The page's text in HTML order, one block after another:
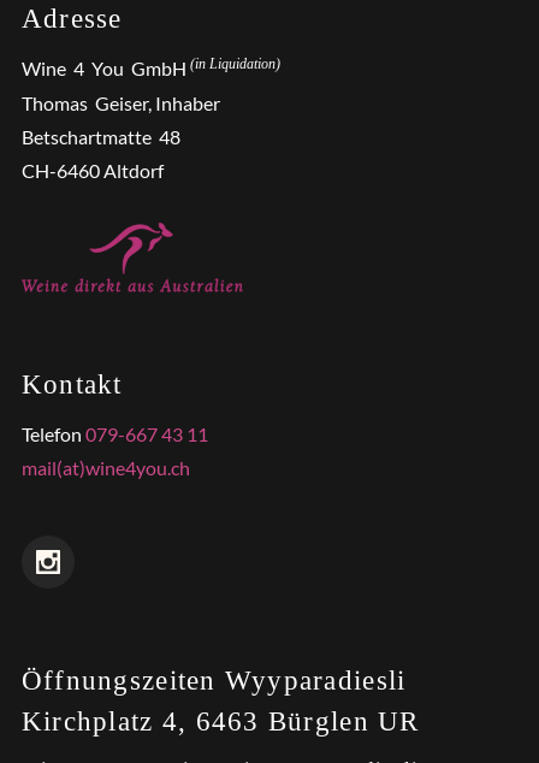
Adresse
Wine 4 You GmbH (in Liquidation)
Thomas Geiser, Inhaber
Betschartmatte 48
CH-6460 Altdorf
Kontakt
Telefon 079-667 43 11
mail(at)wine4you.ch
Öffnungszeiten Wyyparadiesli
Kirchplatz 4, 6463 Bürglen UR